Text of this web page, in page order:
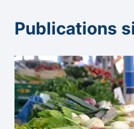
Publications